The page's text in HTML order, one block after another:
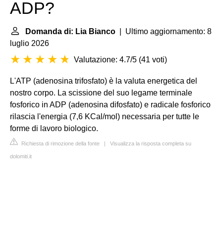
ADP?
Domanda di: Lia Bianco | Ultimo aggiornamento: 8
luglio 2026
Valutazione: 4.7/5 (41 voti)
L'ATP (adenosina trifosfato) è la valuta energetica del
nostro corpo. La scissione del suo legame terminale
fosforico in ADP (adenosina difosfato) e radicale fosforico
rilascia l'energia (7,6 KCal/mol) necessaria per tutte le
forme di lavoro biologico.
Richiesta di rimozione della fonte | Visualizza la risposta completa su
dolomiti.it